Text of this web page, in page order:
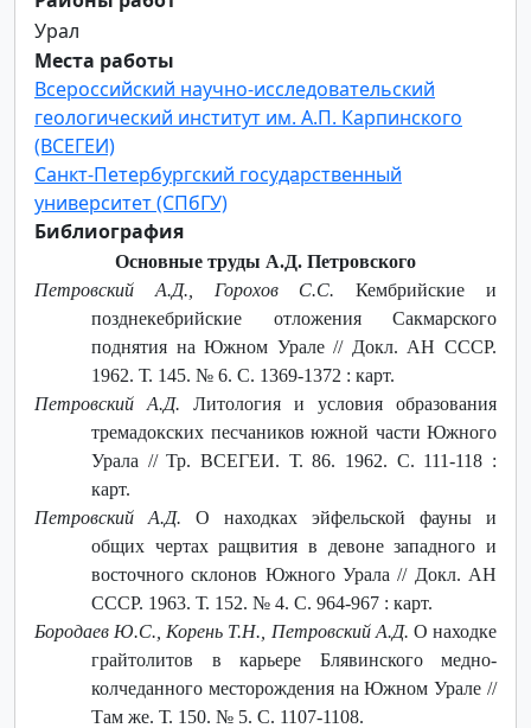
Урал
Места работы
Всероссийский научно-исследовательский
геологический институт им. А.П. Карпинского
(ВСЕГЕИ)
Санкт-Петербургский государственный
университет (СПбГУ)
Библиография
Основные труды А.Д. Петровского
Петровский А.Д., Горохов С.С.Кембрийские и
позднекебрийские отложения Сакмарского
поднятия на Южном Урале // Докл. АН СССР.
1962. Т. 145. № 6. С. 1369-1372 : карт.
Петровский А.Д. Литология и условия образования
тремадокских песчаников южной части Южного
Урала // Тр. ВСЕГЕИ. Т. 86. 1962. С. 111-118 :
карт.
Петровский А.Д. О находках эйфельской фауны и
общих чертах ращвития в девоне западного и
восточного склонов Южного Урала // Докл. АН
СССР. 1963. Т. 152. № 4. С. 964-967 : карт.
Бородаев Ю.С., Корень Т.Н., Петровский А.Д. О находке
грайтолитов в карьере Блявинского медно-
колчеданного месторождения на Южном Урале //
Там же. Т. 150. № 5. С. 1107-1108.